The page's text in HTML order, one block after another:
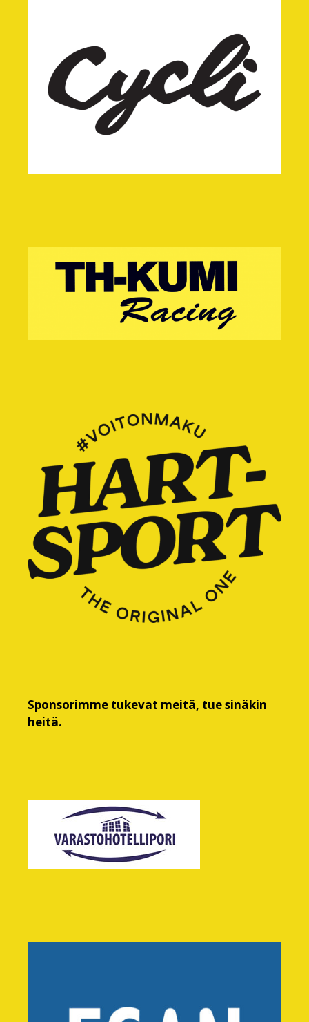
Sponsorimme tukevat meitä, tue sinäkin
heitä.